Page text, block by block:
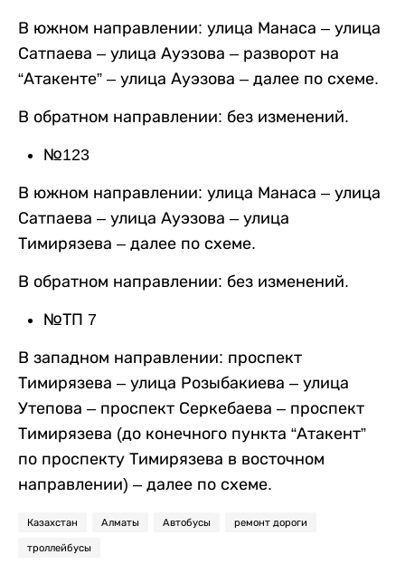
В южном направлении: улица Манаса – улица
Сатпаева – улица Ауэзова – разворот на
“Атакенте” – улица Ауэзова – далее по схеме.
В обратном направлении: без изменений.
№123
В южном направлении: улица Манаса – улица
Сатпаева – улица Ауэзова – улица
Тимирязева – далее по схеме.
В обратном направлении: без изменений.
№ТП 7
В западном направлении: проспект
Тимирязева – улица Розыбакиева – улица
Утепова – проспект Серкебаева – проспект
Тимирязева (до конечного пункта “Атакент”
по проспекту Тимирязева в восточном
направлении) – далее по схеме.
Казахстан Алматы Автобусы ремонт дороги
троллейбусы